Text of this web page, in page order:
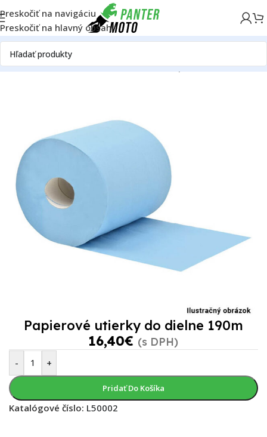
Preskočiť na navigáciu
Preskočiť na hlavný obsah
DomovOFF ROADOstatné - OFF ROADDepo
Papierové utierky do dielne 190m
16,40€ (s DPH)
- +
Pridať Do Košíka
Katalógové číslo: L50002